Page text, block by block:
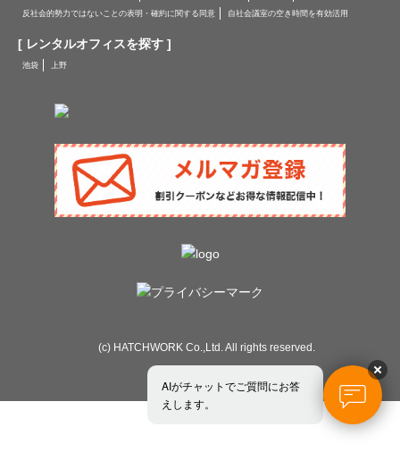
反社会的勢力ではないことの表明・確約に関する同意
自社会議室の空き時間を有効活用
[ レンタルオフィスを探す ]
池袋 上野
(c) HATCHWORK Co.,Ltd. All rights reserved.
AIがチャットでご質問にお答
えします。